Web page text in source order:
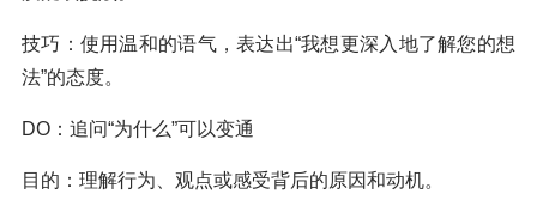
技巧：使用温和的语气，表达出“我想更深入地了解您的想
法”的态度。
DO：追问“为什么”可以变通
目的：理解行为、观点或感受背后的原因和动机。